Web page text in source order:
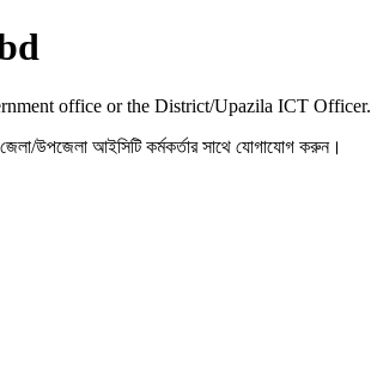
office or the District/Upazila ICT Officer.
উপজেলা আইসিটি কর্মকর্তার সাথে যোগাযোগ করুন।